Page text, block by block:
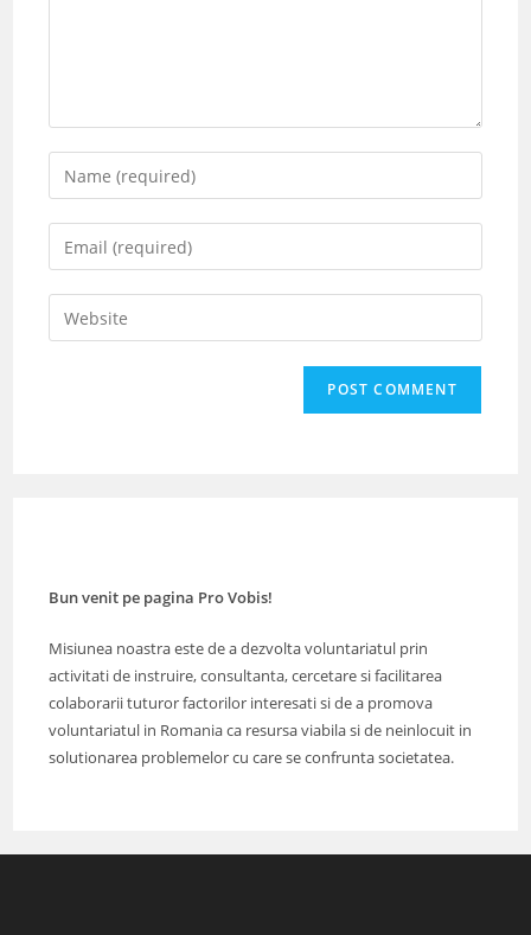
Enter
your
name
comment
Enter
your
email
address
Enter
your
Bun venit pe pagina Pro Vobis!
Misiunea noastra este de a dezvolta voluntariatul prin
activitati de instruire, consultanta, cercetare si facilitarea
colaborarii tuturor factorilor interesati si de a promova
voluntariatul in Romania ca resursa viabila si de neinlocuit in
solutionarea problemelor cu care se confrunta societatea.